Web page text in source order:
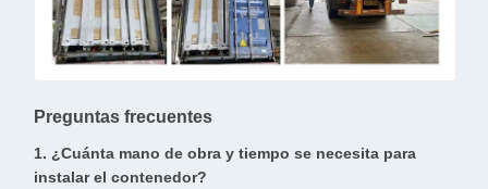
Preguntas frecuentes
1. ¿Cuánta mano de obra y tiempo se necesita para
instalar el contenedor?